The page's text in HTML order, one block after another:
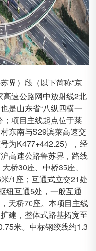
界）段（以下简称“京
高速公路网中放射线2北
是山东省“八纵四横一
；项目主线起点位于莱
东南与S29滨莱高速交
为K477+442.25），经
高速公路鲁苏界，路线
桥30座、中桥35座、
/1座；互通式立交21处
纽互通5处，一般互通
天桥70座。本项目主线
建，整体式路基拓宽至
米。中标钢绞线约1.3